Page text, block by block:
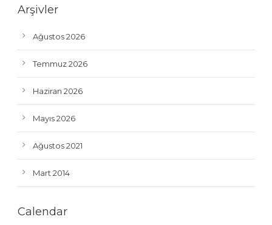
Arşivler
Ağustos 2026
Temmuz 2026
Haziran 2026
Mayıs 2026
Ağustos 2021
Mart 2014
Calendar